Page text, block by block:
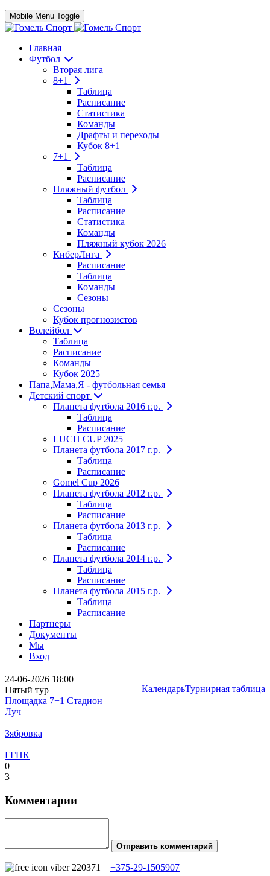
Mobile Menu Toggle
Главная
Футбол
Вторая лига
8+1
Таблица
Расписание
Статистика
Команды
Драфты и переходы
Кубок 8+1
7+1
Таблица
Расписание
Пляжный футбол
Таблица
Расписание
Статистика
Команды
Пляжный кубок 2026
КиберЛига
Расписание
Таблица
Команды
Сезоны
Сезоны
Кубок прогнозистов
Волейбол
Таблица
Расписание
Команды
Кубок 2025
Папа,Мама,Я - футбольная семья
Детский спорт
Планета футбола 2016 г.р.
Таблица
Расписание
LUCH CUP 2025
Планета футбола 2017 г.р.
Таблица
Расписание
Gomel Cup 2026
Планета футбола 2012 г.р.
Таблица
Расписание
Планета футбола 2013 г.р.
Таблица
Расписание
Планета футбола 2014 г.р.
Таблица
Расписание
Планета футбола 2015 г.р.
Таблица
Расписание
Партнеры
Документы
Мы
Вход
КалендарьТурнирная таблица
24-06-2026 18:00
Пятый тур
Площадка 7+1 Стадион
Луч
Зябровка
ГГПК
0
3
Комментарии
Отправить комментарий
+375-29-1505907